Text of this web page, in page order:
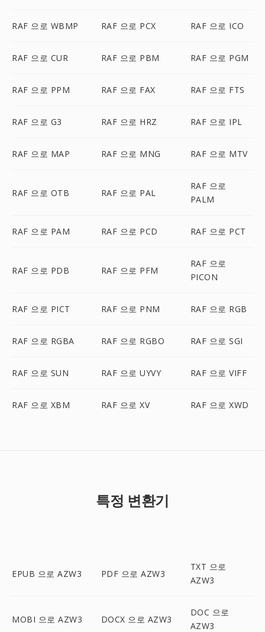
RAF 으로 WBMP RAF 으로 PCX RAF 으로 ICO
RAF 으로 CUR RAF 으로 PBM RAF 으로 PGM
RAF 으로 PPM RAF 으로 FAX RAF 으로 FTS
RAF 으로 G3 RAF 으로 HRZ RAF 으로 IPL
RAF 으로 MAP RAF 으로 MNG RAF 으로 MTV
RAF 으로 OTB RAF 으로 PAL
RAF 으로
PALM
RAF 으로 PAM RAF 으로 PCD RAF 으로 PCT
RAF 으로 PDB RAF 으로 PFM
RAF 으로
PICON
RAF 으로 PICT RAF 으로 PNM RAF 으로 RGB
RAF 으로 RGBA RAF 으로 RGBO RAF 으로 SGI
RAF 으로 SUN RAF 으로 UYVY RAF 으로 VIFF
RAF 으로 XBM RAF 으로 XV RAF 으로 XWD
특정 변환기
EPUB 으로 AZW3 PDF 으로 AZW3
TXT 으로
AZW3
MOBI 으로 AZW3 DOCX 으로 AZW3
DOC 으로
AZW3